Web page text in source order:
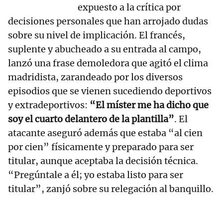
expuesto a la crítica por
decisiones personales que han arrojado dudas
sobre su nivel de implicación. El francés,
suplente y abucheado a su entrada al campo,
lanzó una frase demoledora que agitó el clima
madridista, zarandeado por los diversos
episodios que se vienen sucediendo deportivos
y extradeportivos: “El míster me ha dicho que
soy el cuarto delantero de la plantilla”. El
atacante aseguró además que estaba “al cien
por cien” físicamente y preparado para ser
titular, aunque aceptaba la decisión técnica.
“Pregúntale a él; yo estaba listo para ser
titular”, zanjó sobre su relegación al banquillo.